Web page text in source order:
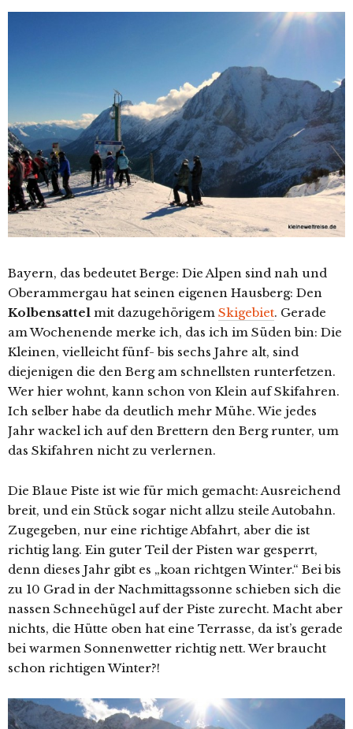
Bayern, das bedeutet Berge: Die Alpen sind nah und
Oberammergau hat seinen eigenen Hausberg: Den
Kolbensattel mit dazugehörigem Skigebiet. Gerade
am Wochenende merke ich, das ich im Süden bin: Die
Kleinen, vielleicht fünf- bis sechs Jahre alt, sind
diejenigen die den Berg am schnellsten runterfetzen.
Wer hier wohnt, kann schon von Klein auf Skifahren.
Ich selber habe da deutlich mehr Mühe. Wie jedes
Jahr wackel ich auf den Brettern den Berg runter, um
das Skifahren nicht zu verlernen.
Die Blaue Piste ist wie für mich gemacht: Ausreichend
breit, und ein Stück sogar nicht allzu steile Autobahn.
Zugegeben, nur eine richtige Abfahrt, aber die ist
richtig lang. Ein guter Teil der Pisten war gesperrt,
denn dieses Jahr gibt es „koan richtgen Winter.“ Bei bis
zu 10 Grad in der Nachmittagssonne schieben sich die
nassen Schneehügel auf der Piste zurecht. Macht aber
nichts, die Hütte oben hat eine Terrasse, da ist’s gerade
bei warmen Sonnenwetter richtig nett. Wer braucht
schon richtigen Winter?!